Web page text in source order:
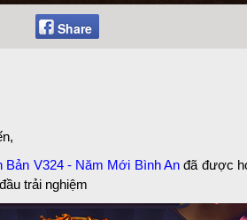
Share
Bản V324 - Năm Mới Bình An đã được
trải nghiệm